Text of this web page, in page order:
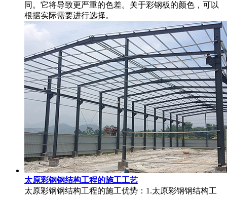
同。它将导致更严重的色差。关于彩钢板的颜色，可以
根据实际需要进行选择。
太原彩钢钢结构工程的施工工艺
太原彩钢钢结构工程的施工优势：1.太原彩钢钢结构工